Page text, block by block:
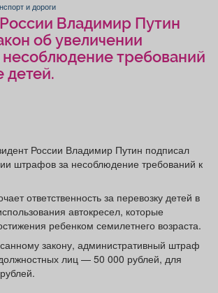
Транспорт Компании
Поздравления Погода
Я - пенсионер
и дороги
Владимир Путин
об увеличении
требований
детей.
России Владимир Путин подписал
штрафов за несоблюдение требований к
ответственность за перевозку детей в
автокресел, которые
ребенком семилетнего возраста.
закону, административный штраф
лиц — 50 000 рублей, для